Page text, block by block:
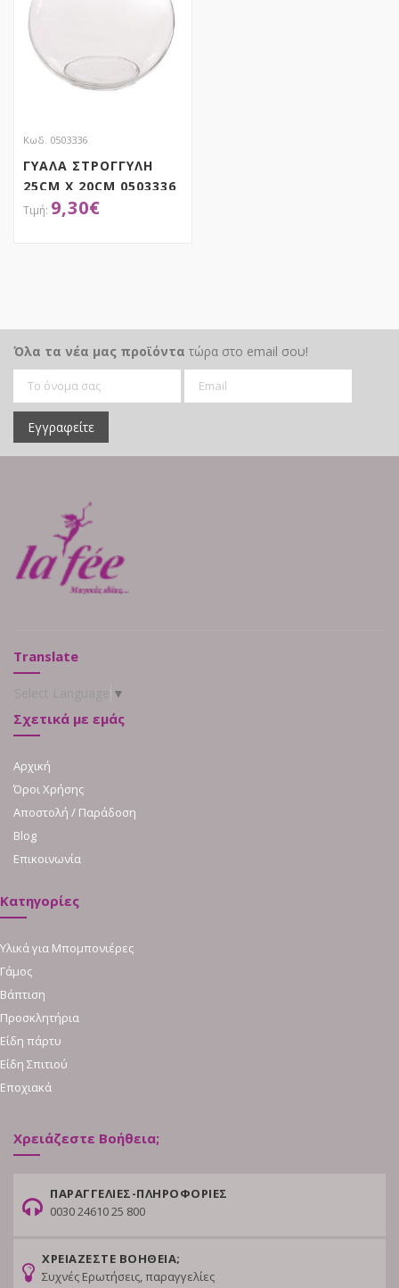
Κωδ. 0503336
ΓΥΑΛΑ ΣΤΡΟΓΓΥΛΗ
25CM X 20CM 0503336
9,30€
Όλα τα νέα μας προϊόντα τώρα στο email σου!
Εγγραφείτε
Translate
▼
Σχετικά με εμάς
Αρχική
Όροι Χρήσης
Αποστολή / Παράδοση
Blog
Επικοινωνία
Κατηγορίες
Υλικά για Μπομπονιέρες
Γάμος
Βάπτιση
Προσκλητήρια
Είδη πάρτυ
Είδη Σπιτιού
Εποχιακά
Χρειάζεστε Βοήθεια;
ΠΑΡΑΓΓΕΛΙΕΣ-ΠΛΗΡΟΦΟΡΙΕΣ
0030 24610 25 800
ΧΡΕΙΑΖΕΣΤΕ ΒΟΗΘΕΙΑ;
Συχνές Ερωτήσεις, παραγγελίες